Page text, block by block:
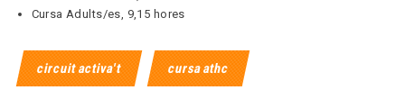
Cursa Adults/es, 9,15 hores
circuit activa't cursa athc